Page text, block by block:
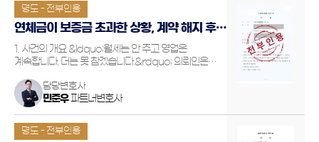
명도 - 전부인용
연체금이 보증금 초과한 상황, 계약 해지 후
인도까지 전부 인용 이끌어낸 결과
1. 사건의 개요 &ldquo;월세는 안 주고 영업은
계속합니다. 더는 못 참겠습니다.&rdquo; 의뢰인은
있었습니다. 문제는 해당 세입자가 오랜 기간 동안
차임을 연체하고 있었음에도 불구하고 여전히 영업을
계속하고 있었다는 …
담당변호사
민준우파트너변호사
명도 - 전부인용